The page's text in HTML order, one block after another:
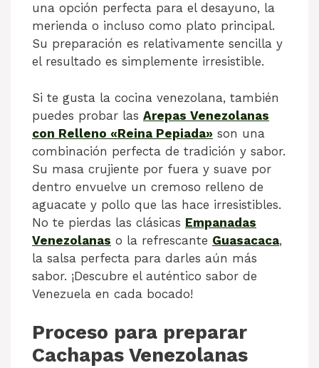
una opción perfecta para el desayuno, la
merienda o incluso como plato principal.
Su preparación es relativamente sencilla y
el resultado es simplemente irresistible.
Si te gusta la cocina venezolana, también
puedes probar las Arepas Venezolanas
con Relleno «Reina Pepiada» son una
combinación perfecta de tradición y sabor.
Su masa crujiente por fuera y suave por
dentro envuelve un cremoso relleno de
aguacate y pollo que las hace irresistibles.
No te pierdas las clásicas Empanadas
Venezolanas o la refrescante Guasacaca,
la salsa perfecta para darles aún más
sabor. ¡Descubre el auténtico sabor de
Venezuela en cada bocado!
Proceso para preparar
Cachapas Venezolanas